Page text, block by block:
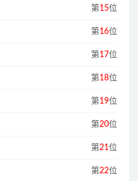
第15位
第16位
第17位
第18位
第19位
第20位
第21位
第22位